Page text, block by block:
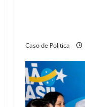
Caso de Politica